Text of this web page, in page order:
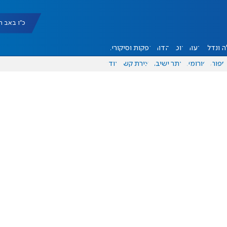
כ"ו באב
ונדל"ן דעות אוכל יהדות הפקות וסיקורים
ספורט פורומים אתר ישיבה יצירת קשר עוד